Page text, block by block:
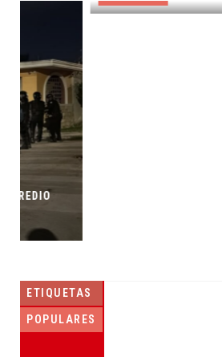
ETIQUETAS
POPULARES